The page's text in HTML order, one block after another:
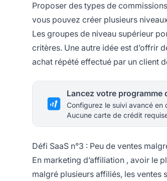
Proposer des types de
vous pouvez créer plusieurs
Les groupes de niveau supérieur
critères. Une autre idée est d’offrir
achat répété effectué par un client
Configurez le suivi avancé en
Aucune carte de crédit
Défi SaaS n°3 : Peu de ventes
En marketing d’affiliation , avoir le
malgré plusieurs affiliés, les ventes